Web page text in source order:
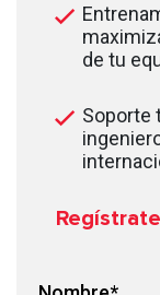
de tu
Soporte